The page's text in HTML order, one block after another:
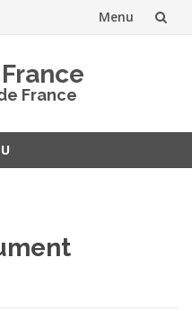
Menu
France